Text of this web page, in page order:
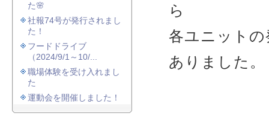
ら
各ユニットの
ありました。
た🌸
社報74号が発行されまし
た！
フードドライブ
（2024/9/1～10/...
職場体験を受け入れまし
た
運動会を開催しました！